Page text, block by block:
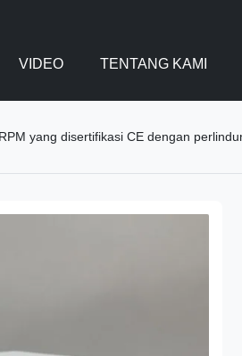
VIDEO TENTANG KAMI
yang disertifikasi CE dengan